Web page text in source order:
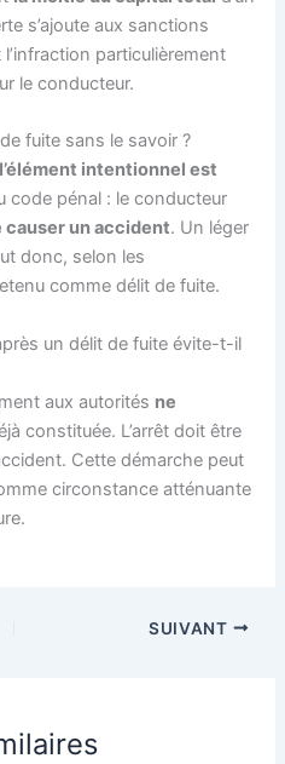
s’ajoute aux sanctions
particulièrement
le conducteur.
fuite sans le savoir ?
l’élément intentionnel est
code pénal : le conducteur
un accident. Un léger
donc, selon les
comme délit de fuite.
un délit de fuite évite-t-il
aux autorités ne
constituée. L’arrêt doit être
Cette démarche peut
circonstance atténuante
SUIVANT